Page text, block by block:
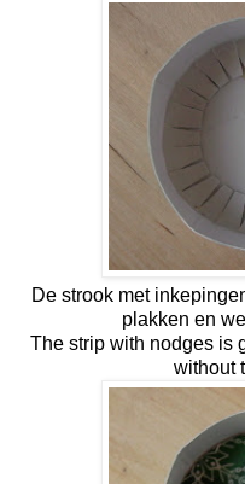
De strook met
plakken en
The strip with nodges is
without